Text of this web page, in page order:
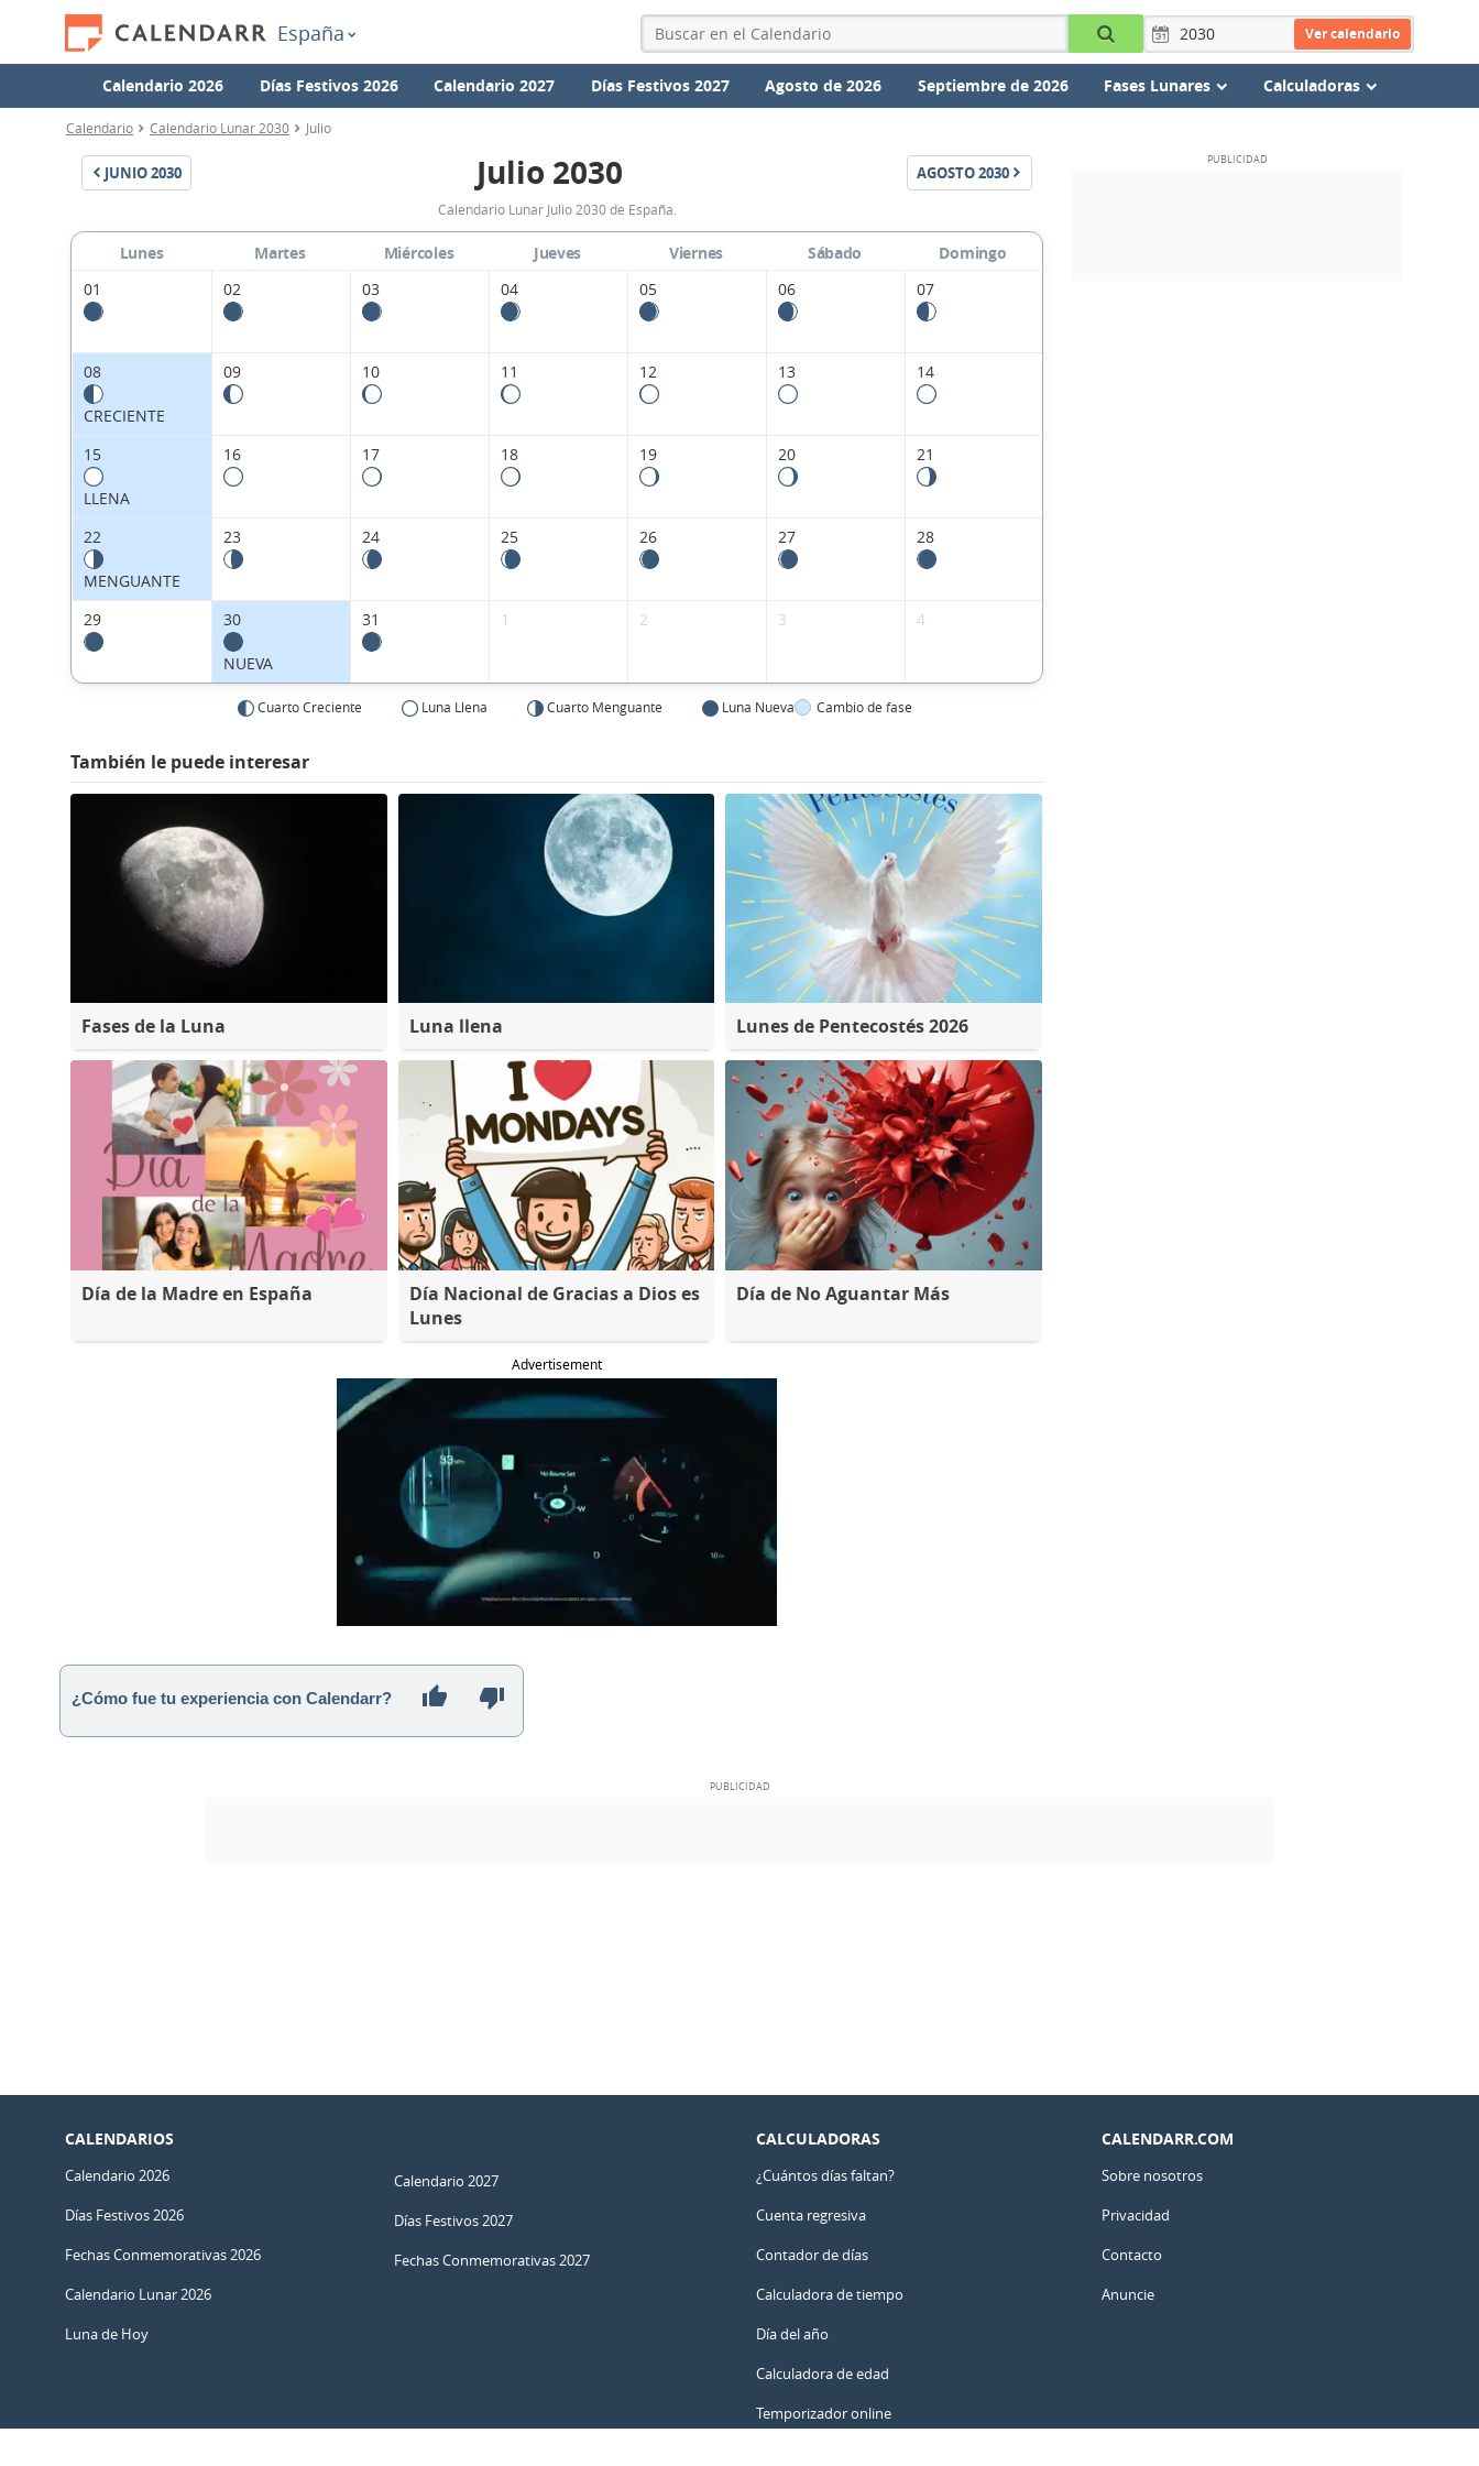
España Ver calendario
Calendario 2026 Días Festivos 2026 Calendario 2027 Días Festivos 2027 Agosto de 2026 Septiembre de 2026 Fases Lunares Calculadoras
Calendario Calendario Lunar 2030 Julio
JUNIO2030
Calendario
Lunar
Julio
España.
Julio 2030 AGOSTO2030
Calendario Lunar Julio 2030 de España.
Lunes Martes Miércoles Jueves Viernes Sábado
Domingo
01
02 03 04 05 06 07
08
CRECIENTE
09 10 11 12 13 14
15
LLENA
16 17 18 19 20 21
22
MENGUANTE
23 24 25 26 27 28
29 30
NUEVA
31 1 2 3 4
Cuarto Creciente Luna Llena Cuarto Menguante Luna Nueva Cambio de fase
También le puede interesar
Fases de la Luna Luna llena Lunes de Pentecostés 2026
Día de la Madre en España
Día Nacional de Gracias a Dios es
Lunes
Día de No Aguantar Más
Advertisement
¿Cómo fue tu experiencia con Calendarr?
CALENDARIOS
Calendario 2026
Días Festivos 2026
Fechas Conmemorativas 2026
Calendario Lunar 2026
Luna de Hoy
Calendario 2027
Días Festivos 2027
Fechas Conmemorativas 2027
CALCULADORAS
¿Cuántos días faltan?
Cuenta regresiva
Contador de días
Calculadora de tiempo
Día del año
Calculadora de edad
Temporizador online
CALENDARR.COM
Sobre nosotros
Privacidad
Contacto
Anuncie